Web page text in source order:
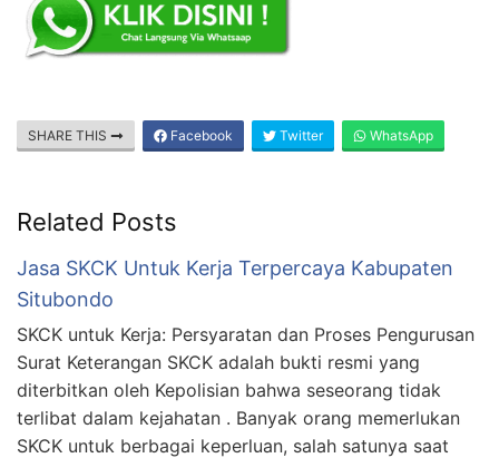
SHARE THIS Facebook Twitter WhatsApp
Related Posts
Jasa SKCK Untuk Kerja Terpercaya Kabupaten
Situbondo
SKCK untuk Kerja: Persyaratan dan Proses Pengurusan
Surat Keterangan SKCK adalah bukti resmi yang
diterbitkan oleh Kepolisian bahwa seseorang tidak
terlibat dalam kejahatan . Banyak orang memerlukan
SKCK untuk berbagai keperluan, salah satunya saat